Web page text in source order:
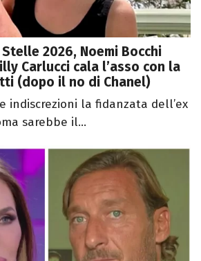
2026, Noemi Bocchi
Carlucci cala l’asso con la
(dopo il no di Chanel)
indiscrezioni la fidanzata dell’ex
sarebbe il...